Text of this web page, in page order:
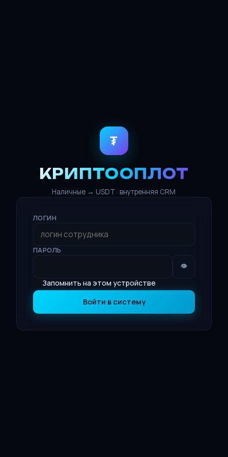
₮
КРИПТООПЛОТ
Наличные → USDT · внутренняя CRM
ЛОГИН
ПАРОЛЬ
👁
Запомнить на этом устройстве
Войти в систему